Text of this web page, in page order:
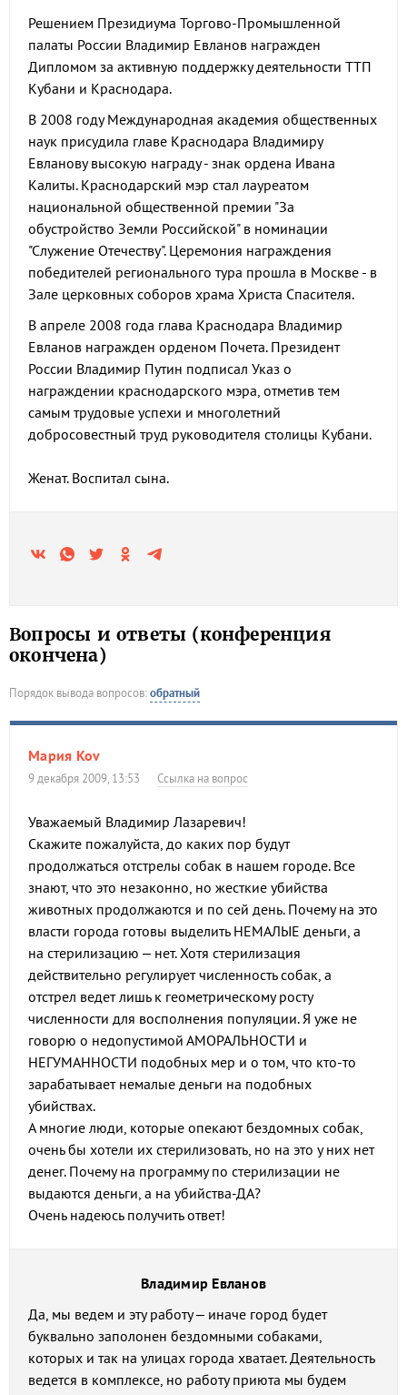
Решением Президиума Торгово-Промышленной
палаты России Владимир Евланов награжден
Дипломом за активную поддержку деятельности ТТП
Кубани и Краснодара.
В 2008 году Международная академия общественных
наук присудила главе Краснодара Владимиру
Евланову высокую награду - знак ордена Ивана
Калиты. Краснодарский мэр стал лауреатом
национальной общественной премии "За
обустройство Земли Российской" в номинации
"Служение Отечеству". Церемония награждения
победителей регионального тура прошла в Москве - в
Зале церковных соборов храма Христа Спасителя.
В апреле 2008 года глава Краснодара Владимир
Евланов награжден орденом Почета. Президент
России Владимир Путин подписал Указ о
награждении краснодарского мэра, отметив тем
самым трудовые успехи и многолетний
добросовестный труд руководителя столицы Кубани.
Женат. Воспитал сына.
Вопросы и ответы (конференция
окончена)
Порядок вывода вопросов:обратный
Мария Kov
9 декабря 2009, 13:53 Ссылка на вопрос
Уважаемый Владимир Лазаревич!
Скажите пожалуйста, до каких пор будут
продолжаться отстрелы собак в нашем городе. Все
знают, что это незаконно, но жесткие убийства
животных продолжаются и по сей день. Почему на это
власти города готовы выделить НЕМАЛЫЕ деньги, а
на стерилизацию – нет. Хотя стерилизация
действительно регулирует численность собак, а
отстрел ведет лишь к геометрическому росту
численности для восполнения популяции. Я уже не
говорю о недопустимой АМОРАЛЬНОСТИ и
НЕГУМАННОСТИ подобных мер и о том, что кто-то
зарабатывает немалые деньги на подобных
убийствах.
А многие люди, которые опекают бездомных собак,
очень бы хотели их стерилизовать, но на это у них нет
денег. Почему на программу по стерилизации не
выдаются деньги, а на убийства-ДА?
Очень надеюсь получить ответ!
Владимир Евланов
Да, мы ведем и эту работу – иначе город будет
буквально заполонен бездомными собаками,
которых и так на улицах города хватает. Деятельность
ведется в комплексе, но работу приюта мы будем